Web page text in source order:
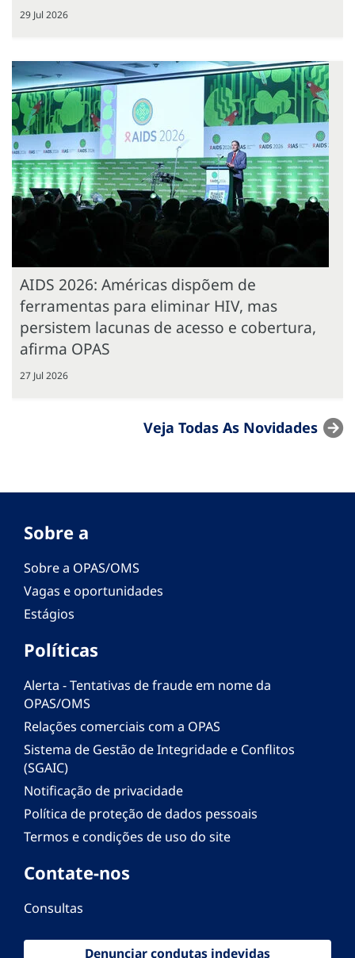
29 Jul 2026
AIDS 2026: Américas dispõem de
ferramentas para eliminar HIV, mas
persistem lacunas de acesso e cobertura,
afirma OPAS
27 Jul 2026
Veja Todas As Novidades
Sobre a
Sobre a OPAS/OMS
Vagas e oportunidades
Estágios
Políticas
Alerta - Tentativas de fraude em nome da
OPAS/OMS
Relações comerciais com a OPAS
Sistema de Gestão de Integridade e Conflitos
(SGAIC)
Notificação de privacidade
Política de proteção de dados pessoais
Termos e condições de uso do site
Contate-nos
Consultas
Denunciar condutas indevidas